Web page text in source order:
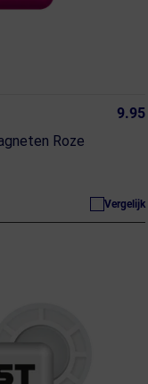
Roze
9.95
Vergelijk